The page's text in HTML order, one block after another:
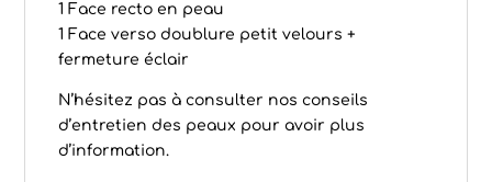
1 Face recto en peau
1 Face verso doublure petit velours +
fermeture éclair
N’hésitez pas à consulter nos conseils
d’entretien des peaux pour avoir plus
d’information.